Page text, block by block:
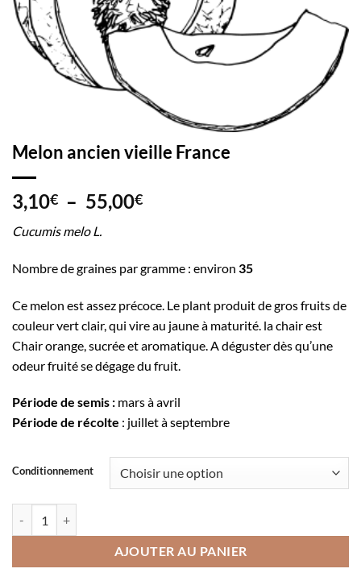
Melon ancien vieille France
3,10€ – 55,00€Plage
à
55,00€
Cucumis melo L.
Nombre de graines par gramme : environ 35
Ce melon est assez précoce. Le plant produit de gros fruits de
couleur vert clair, qui vire au jaune à maturité. la chair est
Chair orange, sucrée et aromatique. A déguster dès qu’une
odeur fruité se dégage du fruit.
Période de semis : mars à avril
Période de récolte : juillet à septembre
Conditionnement
AJOUTER AU PANIER